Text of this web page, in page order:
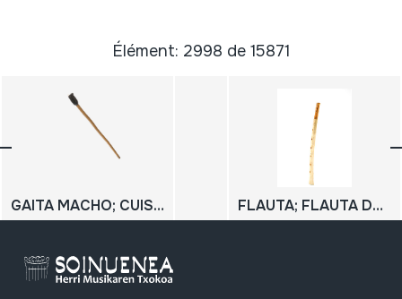
Élément: 2998 de 15871
GAITA MACHO; CUISI BUNZI MACHO FLAUTA; FLAUTA DE ALA DE BUITRE; GAITA; (klarinete)